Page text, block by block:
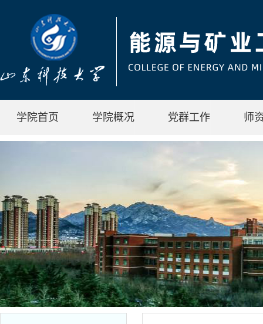
学院首页 学院概况 党群工作 师